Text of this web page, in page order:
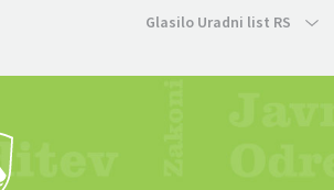
Glasilo Uradni list RS